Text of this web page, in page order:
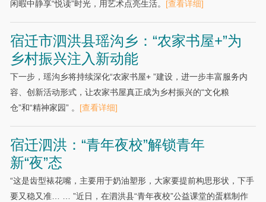
闲暇中静享“悦读”时光，用艺术点亮生活。 [查看详细]
宿迁市泗洪县瑶沟乡：“农家书屋+”为
乡村振兴注入新动能
下一步，瑶沟乡将持续深化“农家书屋+ ”建设，进一步丰富服务内
容、创新活动形式，让农家书屋真正成为乡村振兴的“文化粮
仓”和“精神家园” 。 [查看详细]
宿迁泗洪：“青年夜校”解锁青年
新“夜”态
“这是齿型裱花嘴，主要用于奶油塑形，大家要提前构思形状，下手
要又稳又准… … ”近日，在泗洪县“青年夜校”公益课堂的蛋糕制作